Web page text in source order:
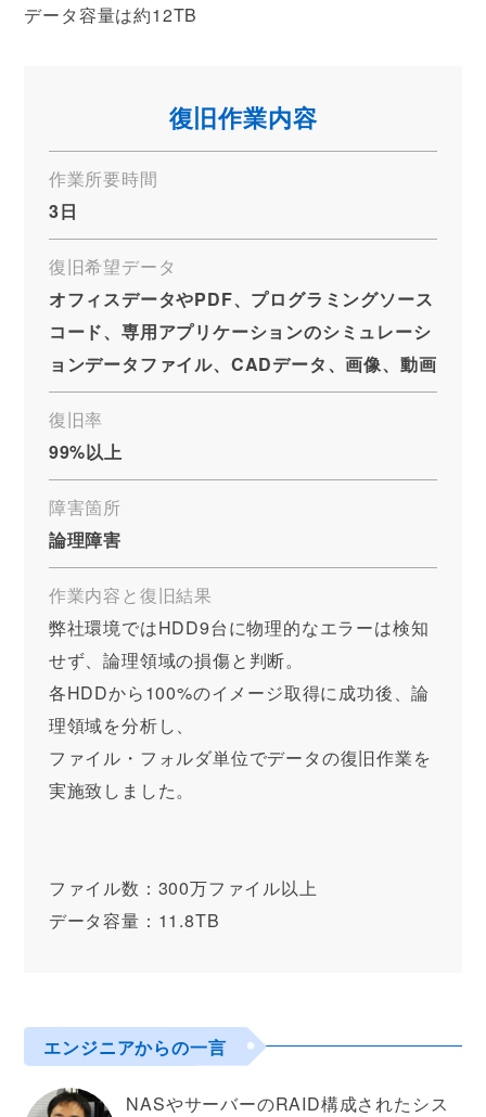
データ容量は約12TB
復旧作業内容
作業所要時間
3日
復旧希望データ
オフィスデータやPDF、プログラミングソース
コード、専用アプリケーションのシミュレーシ
ョンデータファイル、CADデータ、画像、動画
復旧率
99%以上
障害箇所
論理障害
作業内容と復旧結果
弊社環境ではHDD9台に物理的なエラーは検知
せず、論理領域の損傷と判断。
各HDDから100%のイメージ取得に成功後、論
理領域を分析し、
ファイル・フォルダ単位でデータの復旧作業を
実施致しました。
ファイル数：300万ファイル以上
データ容量：11.8TB
エンジニアからの一言
NASやサーバーのRAID構成されたシス